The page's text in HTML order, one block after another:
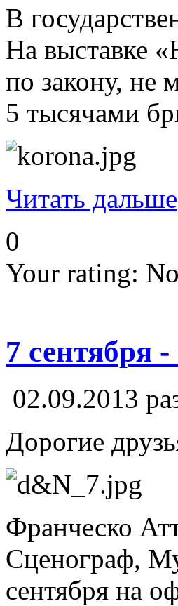
В
На выставке
по закону, не
5 тысячами
Читать дальше
0
Your rating:
7 сентября
02.09.2013
Дорогие
Франческо
Сценограф,
сентября на